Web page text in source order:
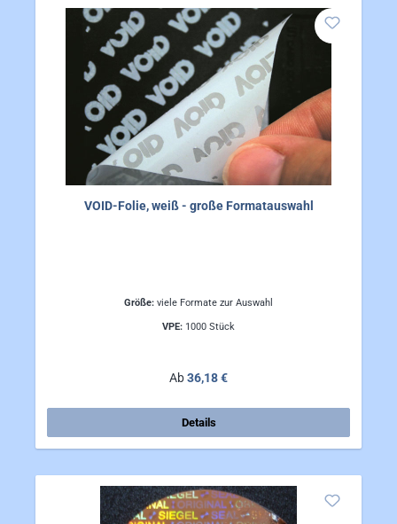
VOID-Folie, weiß - große Formatauswahl
Größe: viele Formate zur Auswahl
VPE: 1000 Stück
Regulärer Preis:
Ab36,18 €
Details